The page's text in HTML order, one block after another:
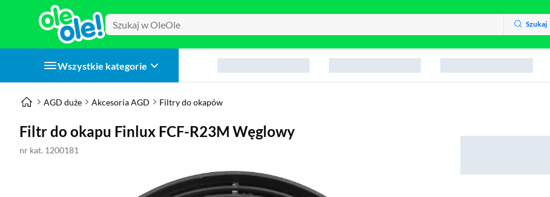
Szukaj
Wszystkie kategorie
AGD duże Akcesoria AGD Filtry do okapów
Filtr do okapu Finlux FCF-R23M Węglowy
nr kat. 1200181